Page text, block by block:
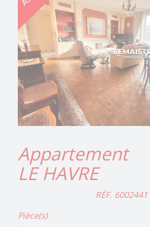
Appartement
LE HAVRE
RÉF.
Pièce(s)